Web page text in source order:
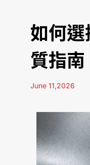
如何
質指南
June 11,2026